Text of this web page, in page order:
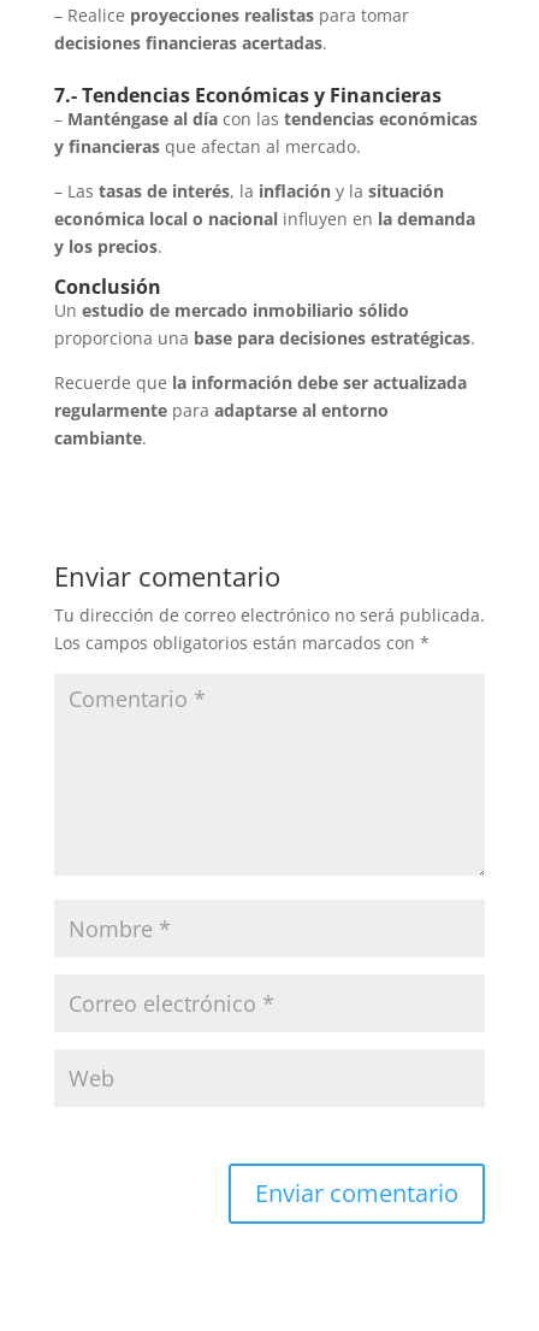
– Realice proyecciones realistaspara tomar
decisiones financieras acertadas.
7.- Tendencias Económicas y Financieras
– Manténgase al díacon las tendencias económicas
y financierasque afectan al mercado.
– Las tasas de interés, la inflacióny la situación
económica local o nacionalinfluyen en la demanda
y los precios.
Conclusión
Un estudio de mercado inmobiliario sólido
proporciona una base para decisiones estratégicas.
Recuerde que la información debe ser actualizada
regularmentepara adaptarse al entorno
cambiante.
Enviar comentario
Tu dirección de correo electrónico no será publicada.
Los campos obligatorios están marcados con *